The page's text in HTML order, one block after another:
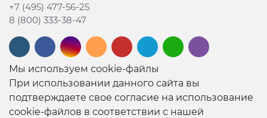
+7 (495) 477-56-25
8 (800) 333-38-47
Мы используем cookie-файлы
При использовании данного сайта вы
подтверждаете свое согласие на использование
cookie-файлов в соответствии с нашей